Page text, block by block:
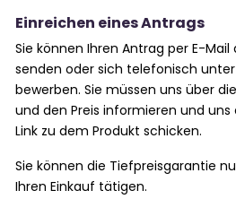
Einreichen eines Antrags
Sie können Ihren Antrag per E-
senden oder sich telefonisch unter
bewerben. Sie müssen uns über
und den Preis informieren und
Link zu dem Produkt schicken.
Sie können die Tiefpreisgarantie
Ihren Einkauf tätigen.